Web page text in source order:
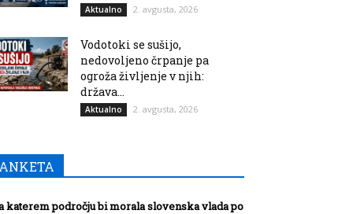
Aktualno 2. avgusta, 2026
Vodotoki se sušijo,
nedovoljeno črpanje pa
ogroža življenje v njih:
država...
Aktualno 2. avgusta, 2026
katerem področju bi morala slovenska vlada po